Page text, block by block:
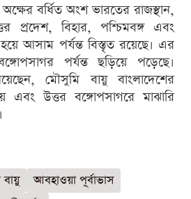
বর্ধিত অংশ ভারতের রাজস্থান,
প্রদেশ, বিহার, পশ্চিমবঙ্গ এবং
হয়ে আসাম পর্যন্ত বিস্তৃত রয়েছে। এর
পর্যন্ত ছড়িয়ে পড়েছে।
মৌসুমি বায়ু বাংলাদেশের
এবং উত্তর বঙ্গোপসাগরে মাঝারি
আবহাওয়া পূর্বাভাস